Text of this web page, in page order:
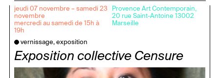
jeudi 07 novembre – samedi 23
novembre
mercredi au samedi de 15h à
19h
Provence Art Contemporain,
20 rue Saint-Antoine 13002
Marseille
vernissage, exposition
Exposition collective Censure